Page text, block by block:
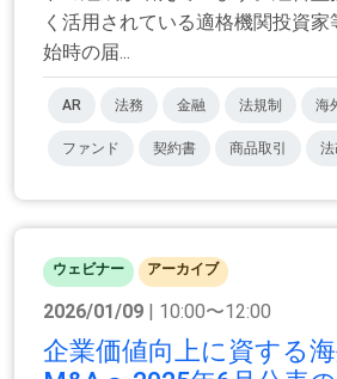
く活用されている適格機関投資
始時の届...
AR 法務 金融 法規制 海
ファンド 契約書 商品取引 法
ウェビナー アーカイブ
2026/01/09 | 10:00〜12:00
企業価値向上に資する